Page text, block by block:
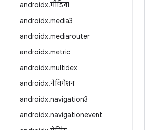
androidx.मीडिया
androidx.media3
androidx.mediarouter
androidx.metric
androidx.multidex
androidx.नेविगेशन
androidx.navigation3
androidx.navigationevent